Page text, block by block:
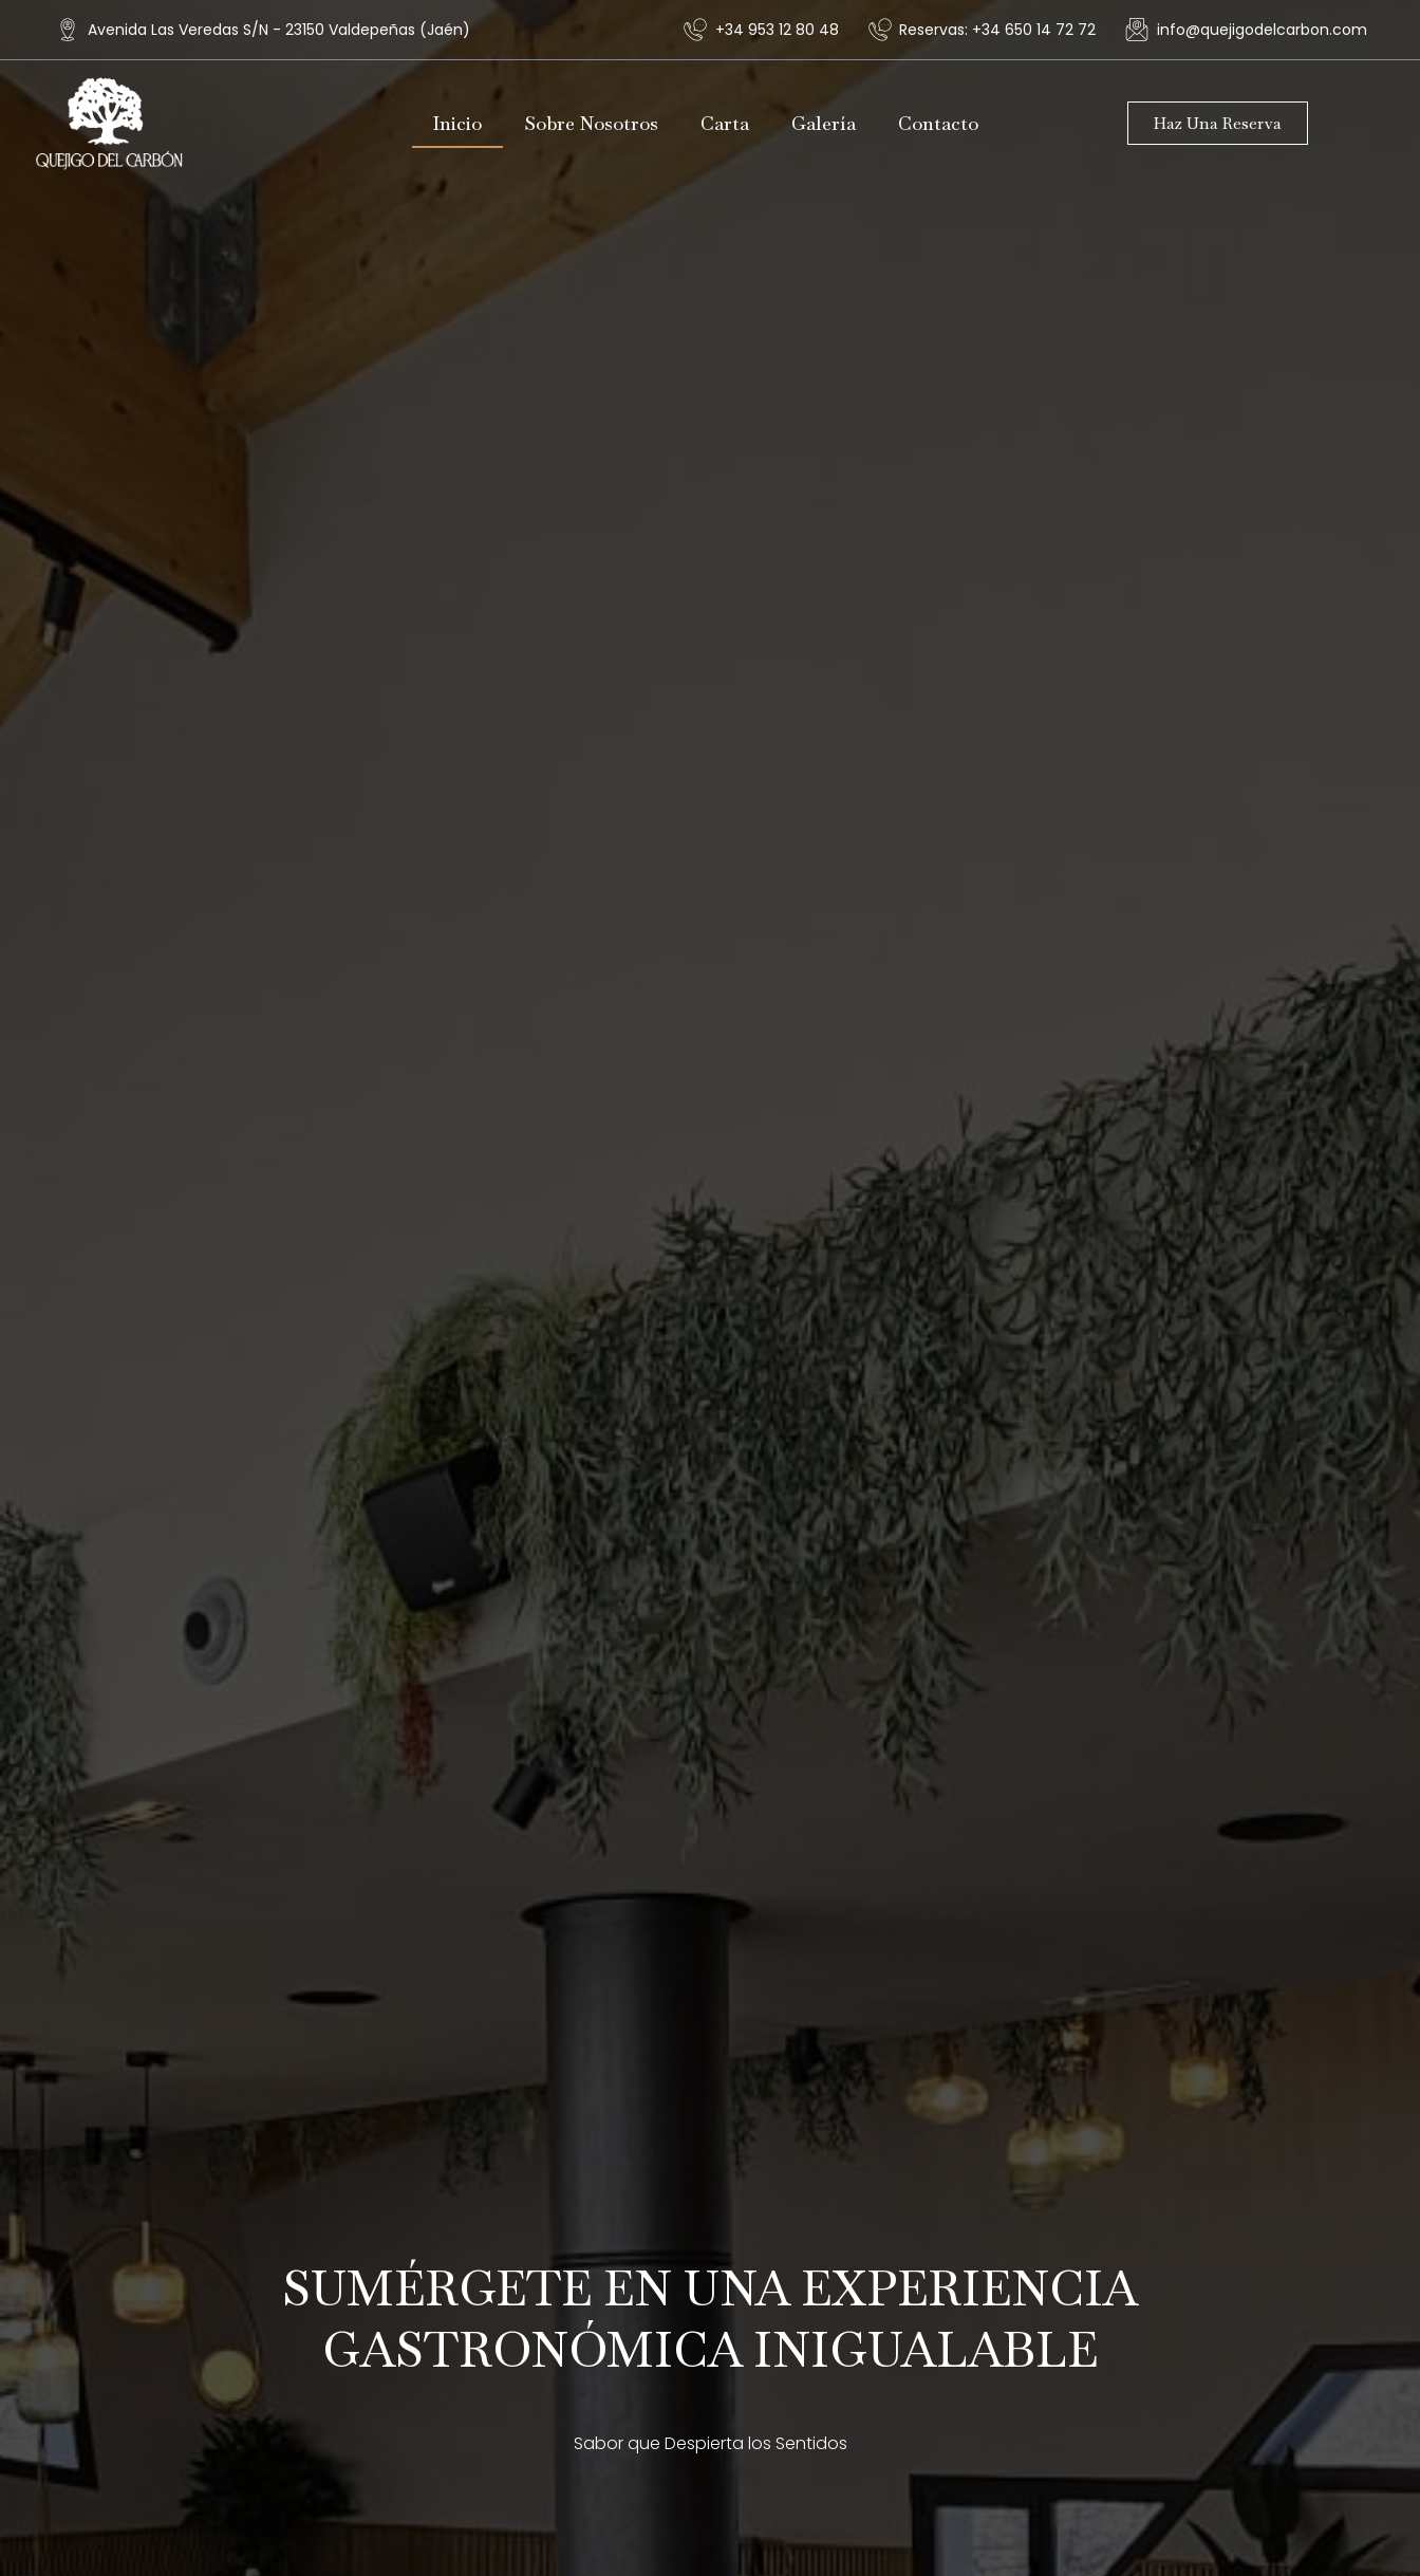
Avenida Las Veredas S/N - 23150 Valdepeñas (Jaén) ‎+34 953 12 80 48 Reservas: +34 650 14 72 72 info@quejigodelcarbon.com
Inicio Sobre Nosotros Carta Galería Contacto Haz Una Reserva
SUMÉRGETE EN UNA EXPERIENCIA
GASTRONÓMICA INIGUALABLE
Sabor que Despierta los Sentidos